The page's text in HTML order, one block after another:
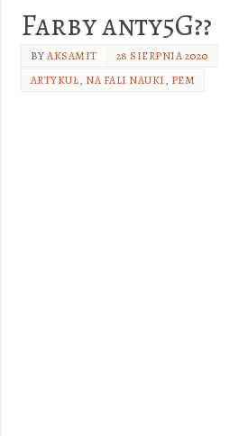
Farby anty5G??
BYAKSAMIT
28 SIERPNIA 2020
ARTYKUŁ, NA FALI NAUKI, PEM